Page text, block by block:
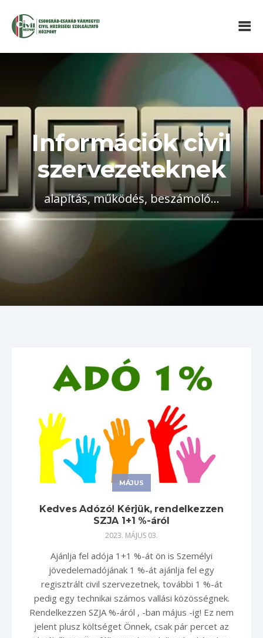
Információk civil
szervezeteknek
alapítás, működés, beszámoló...
MÁJUS
Kedves Adózó! Kérjük, rendelkezzen
SZJA 1+1 %-áról
2023. MÁJUS 03.
Ajánlja fel adója 1+1 %-át ön is Személyi
jövedelemadójának 1 %-át ajánlja fel egy
regisztrált civil szervezetnek, további 1 %-át
pedig egy technikai számos vallási közösségnek.
Rendelkezzen SZJA %-áról , -ban május -ig! Ez nem
jelent plusz költséget Önnek, csak pár percet az